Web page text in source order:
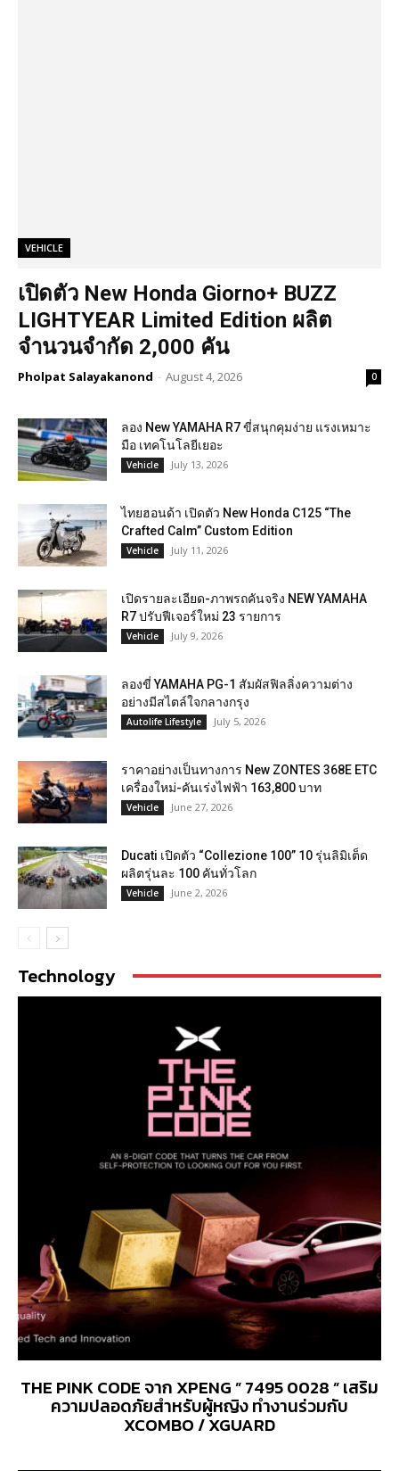
VEHICLE
เปิดตัว New Honda Giorno+ BUZZ
LIGHTYEAR Limited Edition ผลิต
จำนวนจำกัด 2,000 คัน
Pholpat Salayakanond - August 4, 2026 0
ลอง New YAMAHA R7 ขี่สนุกคุมง่าย แรงเหมาะ
มือ เทคโนโลยีเยอะ
Vehicle July 13, 2026
ไทยฮอนด้า เปิดตัว New Honda C125 “The
Crafted Calm” Custom Edition
Vehicle July 11, 2026
เปิดรายละเอียด-ภาพรถคันจริง NEW YAMAHA
R7 ปรับฟีเจอร์ใหม่ 23 รายการ
Vehicle July 9, 2026
ลองขี่ YAMAHA PG-1 สัมผัสฟิลลิ่งความต่าง
อย่างมีสไตล์ใจกลางกรุง
Autolife Lifestyle July 5, 2026
ราคาอย่างเป็นทางการ New ZONTES 368E ETC
เครื่องใหม่-คันเร่งไฟฟ้า 163,800 บาท
Vehicle June 27, 2026
Ducati เปิดตัว “Collezione 100” 10 รุ่นลิมิเต็ด
ผลิตรุ่นละ 100 คันทั่วโลก
Vehicle June 2, 2026
Technology
THE PINK CODE จาก XPENG ” 7495 0028 ” เสริม
ความปลอดภัยสำหรับผู้หญิง ทำงานร่วมกับ
XCOMBO / XGUARD